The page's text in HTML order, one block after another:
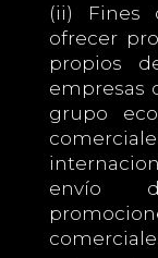
(ii) Fines
ofrecer
propios
empresas
grupo
envío